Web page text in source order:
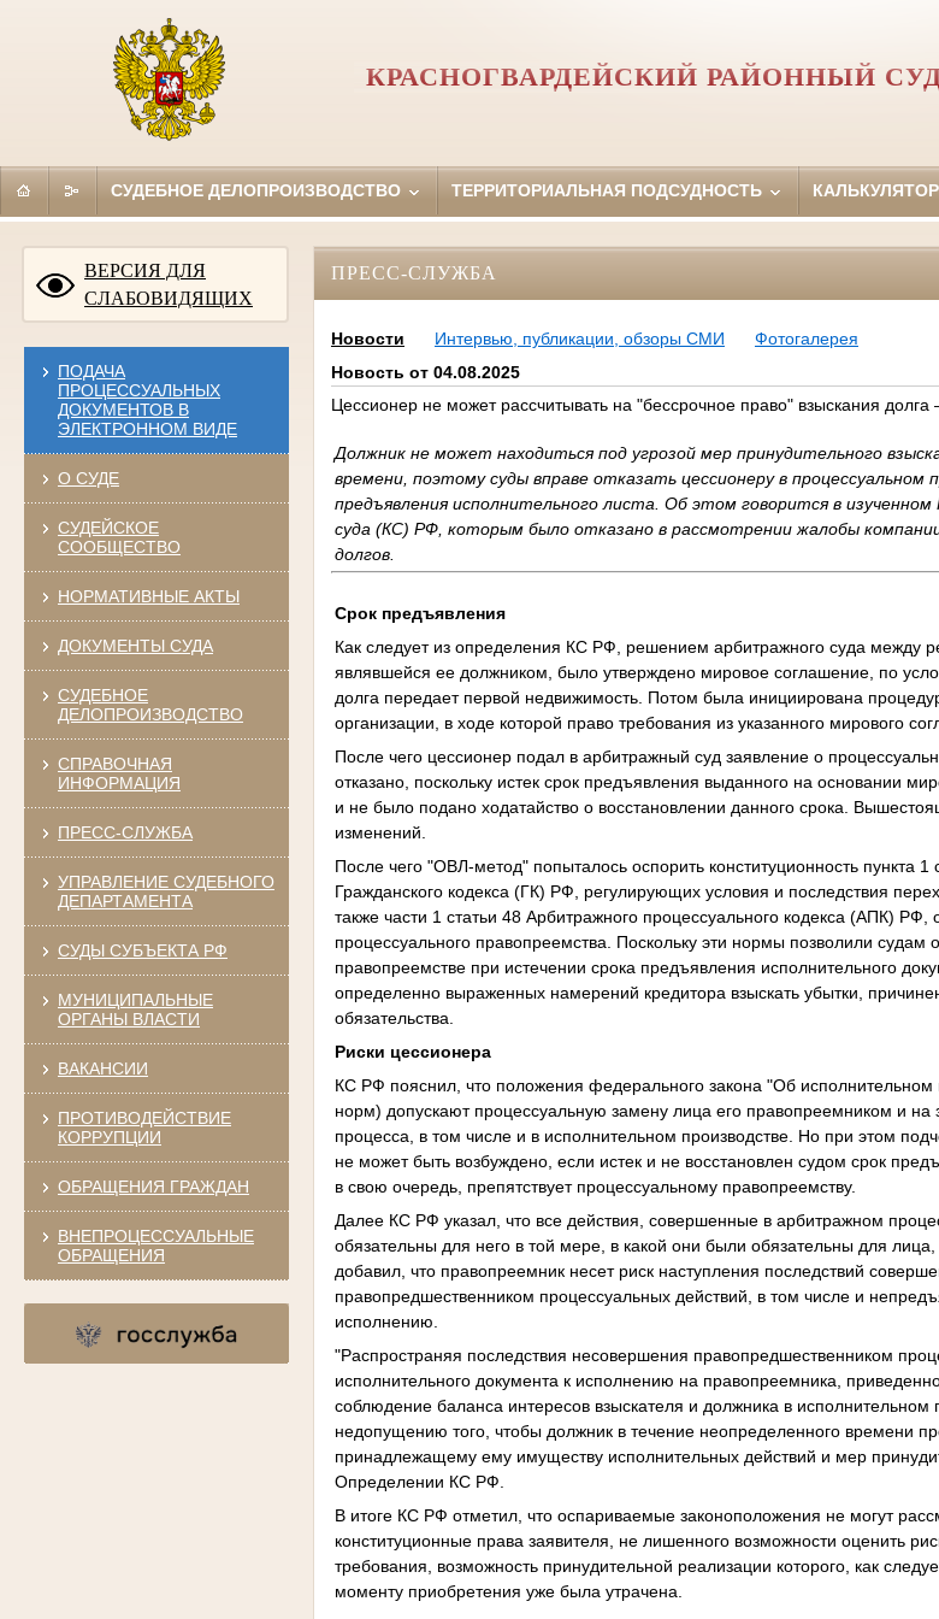
КРАСНОГВАРДЕЙСКИЙ РАЙОННЫЙ
СУДЕБНОЕ ДЕЛОПРОИЗВОДСТВО ТЕРРИТОРИАЛЬНАЯ ПОДСУДНОСТЬ
ВЕРСИЯ ДЛЯ
СЛАБОВИДЯЩИХ
ПОДАЧА
ПРОЦЕССУАЛЬНЫХ
ДОКУМЕНТОВ В
ЭЛЕКТРОННОМ ВИДЕ
О СУДЕ
СУДЕЙСКОЕ
СООБЩЕСТВО
НОРМАТИВНЫЕ АКТЫ
ДОКУМЕНТЫ СУДА
СУДЕБНОЕ
ДЕЛОПРОИЗВОДСТВО
СПРАВОЧНАЯ
ИНФОРМАЦИЯ
ПРЕСС-СЛУЖБА
УПРАВЛЕНИЕ СУДЕБНОГО
ДЕПАРТАМЕНТА
СУДЫ СУБЪЕКТА РФ
МУНИЦИПАЛЬНЫЕ
ОРГАНЫ ВЛАСТИ
ВАКАНСИИ
ПРОТИВОДЕЙСТВИЕ
КОРРУПЦИИ
ОБРАЩЕНИЯ ГРАЖДАН
ВНЕПРОЦЕССУАЛЬНЫЕ
ОБРАЩЕНИЯ
ПРЕСС-СЛУЖБА
Новости Интервью, публикации, обзоры СМИ
Фотогалерея
Новость от 04.08.2025
Цессионер не может рассчитывать на "бессрочное право" взыскания
Должник не может находиться под угрозой мер принудительного
времени, поэтому суды вправе отказать цессионеру в процессуальном
предъявления исполнительного листа. Об этом говорится в
суда (КС) РФ, которым было отказано в рассмотрении жалобы
долгов.
Срок предъявления
Как следует из определения КС РФ, решением арбитражного суда между
являвшейся ее должником, было утверждено мировое соглашение, по
долга передает первой недвижимость. Потом была инициирована
организации, в ходе которой право требования из указанного мирового
После чего цессионер подал в арбитражный суд заявление о
отказано, поскольку истек срок предъявления выданного на основании
и не было подано ходатайство о восстановлении данного срока.
изменений.
После чего "ОВЛ-метод" попыталось оспорить конституционность пункта 1
Гражданского кодекса (ГК) РФ, регулирующих условия и последствия
также части 1 статьи 48 Арбитражного процессуального кодекса (АПК)
процессуального правопреемства. Поскольку эти нормы позволили судам
правопреемстве при истечении срока предъявления исполнительного
определенно выраженных намерений кредитора взыскать убытки,
обязательства.
Риски цессионера
КС РФ пояснил, что положения федерального закона "Об исполнительном
норм) допускают процессуальную замену лица его правопреемником и
процесса, в том числе и в исполнительном производстве. Но при этом
не может быть возбуждено, если истек и не восстановлен судом срок
в свою очередь, препятствует процессуальному правопреемству.
Далее КС РФ указал, что все действия, совершенные в арбитражном
обязательны для него в той мере, в какой они были обязательны для
добавил, что правопреемник несет риск наступления последствий
правопредшественником процессуальных действий, в том числе и
исполнению.
"Распространяя последствия несовершения правопредшественником
исполнительного документа к исполнению на правопреемника,
соблюдение баланса интересов взыскателя и должника в исполнительном
недопущению того, чтобы должник в течение неопределенного времени
принадлежащему ему имуществу исполнительных действий и мер
Определении КС РФ.
В итоге КС РФ отметил, что оспариваемые законоположения не могут
конституционные права заявителя, не лишенного возможности оценить
требования, возможность принудительной реализации которого, как
моменту приобретения уже была утрачена.